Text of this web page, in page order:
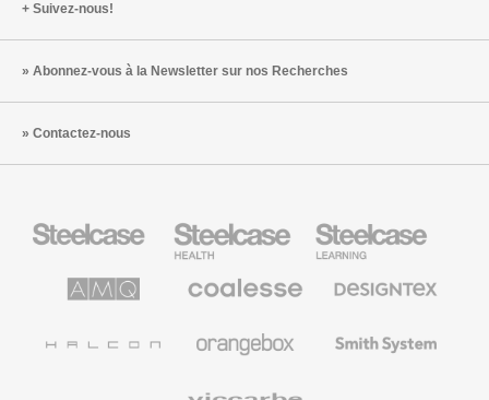
Suivez-nous!
Abonnez-vous à la Newsletter sur nos Recherches
Contactez-nous
Health
Mobilier
pour
secteur
Solutions
Mobilier
Premium
Textiles
Muraux
System